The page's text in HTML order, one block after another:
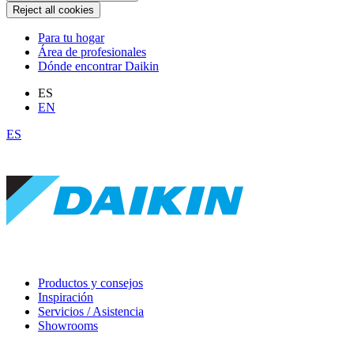
Reject all cookies
Para tu hogar
Área de profesionales
Dónde encontrar Daikin
ES
EN
ES
Productos y consejos
Inspiración
Servicios / Asistencia
Showrooms